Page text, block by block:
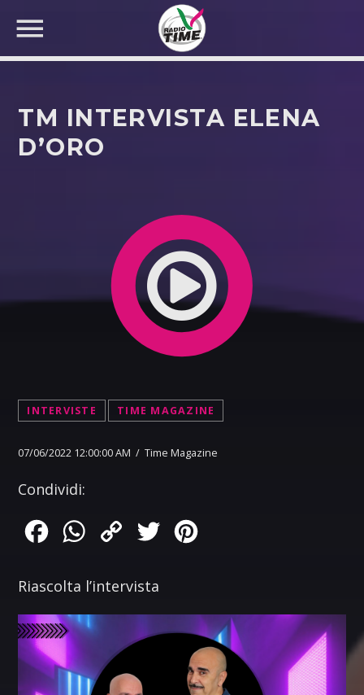
TM INTERVISTA ELENA
D’ORO
INTERVISTE TIME MAGAZINE
07/06/2022 12:00:00 AM / Time Magazine
Condividi:
FacebookWhatsApp
Copy
Twitter
Riascolta l’intervista